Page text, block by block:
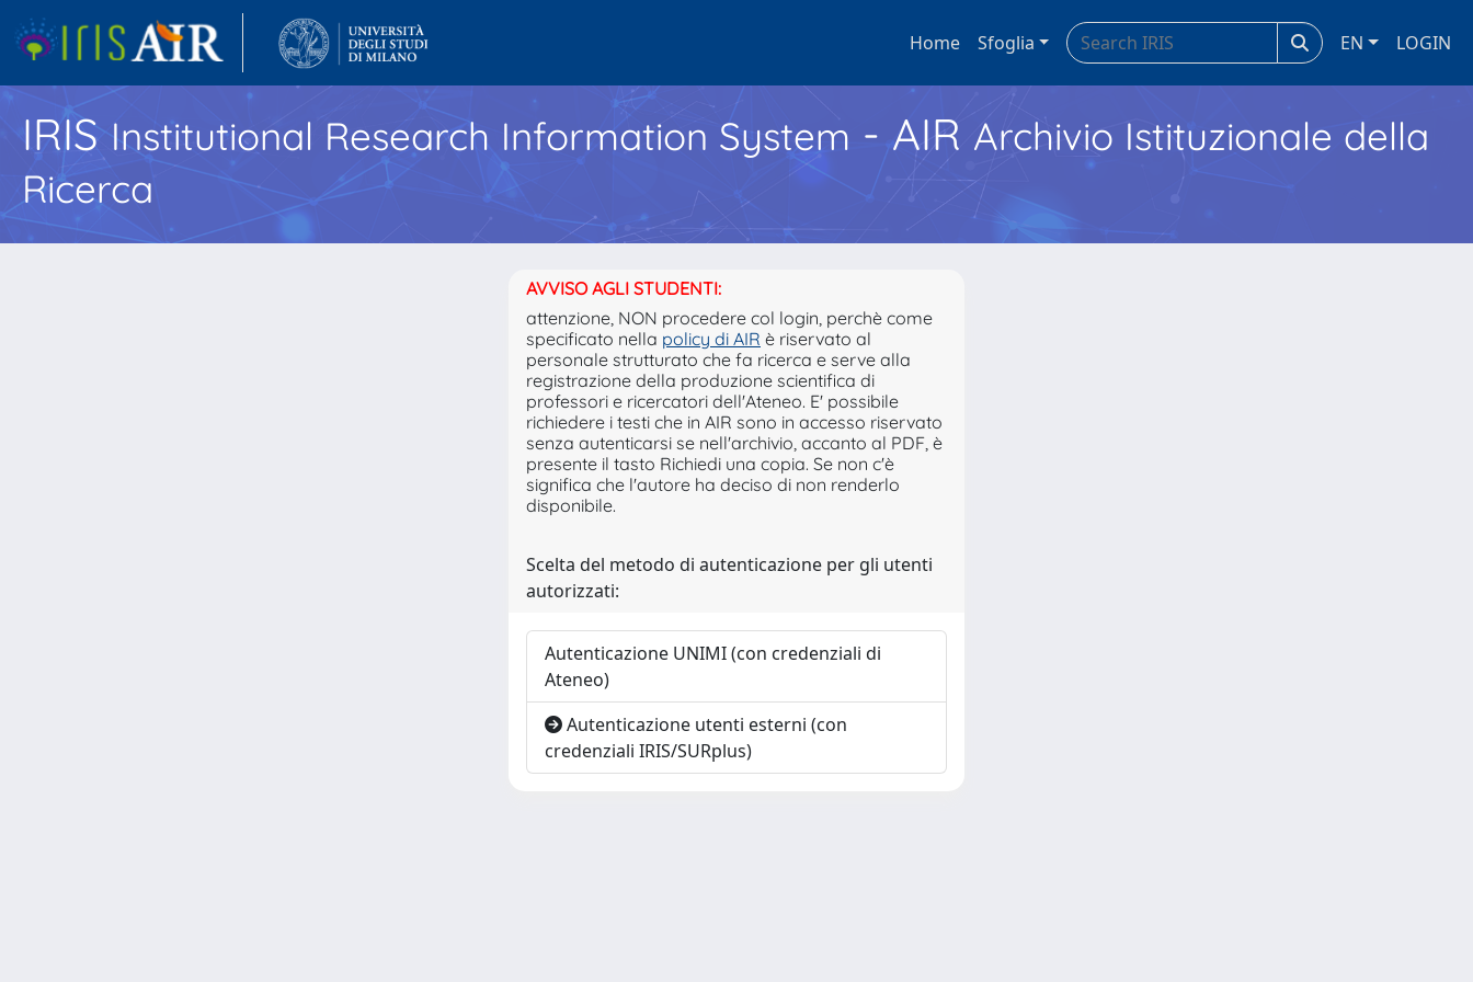
Home Sfoglia EN LOGIN
IRISInstitutional Research Information System - AIR Archivio Istituzionale della
Ricerca
AVVISO AGLI STUDENTI:
attenzione, NON procedere col login, perchè come
specificato nella policy di AIR è riservato al
personale strutturato che fa ricerca e serve alla
registrazione della produzione scientifica di
professori e ricercatori dell'Ateneo. E' possibile
richiedere i testi che in AIR sono in accesso riservato
senza autenticarsi se nell'archivio, accanto al PDF, è
presente il tasto Richiedi una copia. Se non c'è
significa che l'autore ha deciso di non renderlo
disponibile.
Scelta del metodo di autenticazione per gli utenti
autorizzati:
Autenticazione UNIMI (con credenziali di
Ateneo)
Autenticazione utenti esterni (con
credenziali IRIS/SURplus)